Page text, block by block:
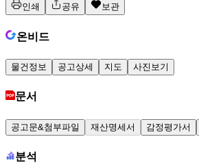
인쇄
공유 보관
온비드
물건정보 공고상세 지도 사진보기
문서
공고문&첨부파일 재산명세서 감정평가서
분석